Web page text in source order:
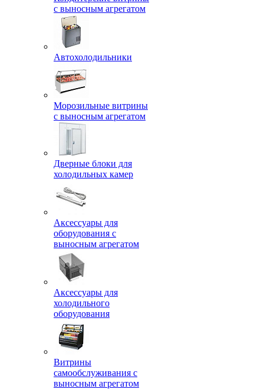
с выносным агрегатом
Автохолодильники
Морозильные витрины
с выносным агрегатом
Дверные блоки для
холодильных камер
Аксессуары для
оборудования с
выносным агрегатом
Аксессуары для
холодильного
оборудования
Витрины
самообслуживания с
выносным агрегатом